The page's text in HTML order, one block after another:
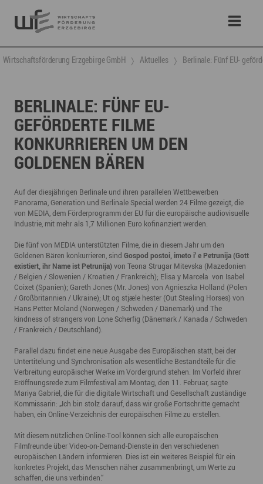
Wirtschaftsförderung Erzgebirge GmbH Aktuelles Berlinale: Fünf EU-
BERLINALE: FÜNF EU-
GEFÖRDERTE FILME
KONKURRIEREN UM DEN
GOLDENEN BÄREN
Auf der diesjährigen Berlinale und ihren parallelen Wettbewerben
Panorama, Generation und Berlinale Special werden 24 Filme gezeigt, die
von MEDIA, dem Förderprogramm der EU für die europäische audiovisuelle
Industrie, mit mehr als 1,7 Millionen Euro kofinanziert werden.
Die fünf von MEDIA unterstützten Filme, die in diesem Jahr um den
Goldenen Bären konkurrieren, sind Gospod postoi, imeto i' e Petrunija (Gott
existiert, ihr Name ist Petrunija)von Teona Strugar Mitevska (Mazedonien
/ Belgien / Slowenien / Kroatien / Frankreich); Elisa y Marcela von Isabel
Coixet (Spanien); Gareth Jones (Mr. Jones) von Agnieszka Holland (Polen
/ Großbritannien / Ukraine); Ut og stjæle hester (Out Stealing Horses) von
Hans Petter Moland (Norwegen / Schweden / Dänemark) und The
kindness of strangers von Lone Scherfig (Dänemark / Kanada / Schweden
/ Frankreich / Deutschland).
Parallel dazu findet eine neue Ausgabe des Europäischen statt, bei der
Untertitelung und Synchronisation als wesentliche Bestandteile für die
Verbreitung europäischer Werke im Vordergrund stehen. Im Vorfeld ihrer
Eröffnungsrede zum Filmfestival am Montag, den 11. Februar, sagte
Mariya Gabriel, die für die digitale Wirtschaft und Gesellschaft zuständige
Kommissarin: „Ich bin stolz darauf, dass wir große Fortschritte gemacht
haben, ein Online-Verzeichnis der europäischen Filme zu erstellen.
Mit diesem nützlichen Online-Tool können sich alle europäischen
Filmfreunde über Video-on-Demand-Dienste in den verschiedenen
europäischen Ländern informieren. Dies ist ein weiteres Beispiel für ein
konkretes Projekt, das Menschen näher zusammenbringt, um Werte zu
schaffen, die uns verbinden.“